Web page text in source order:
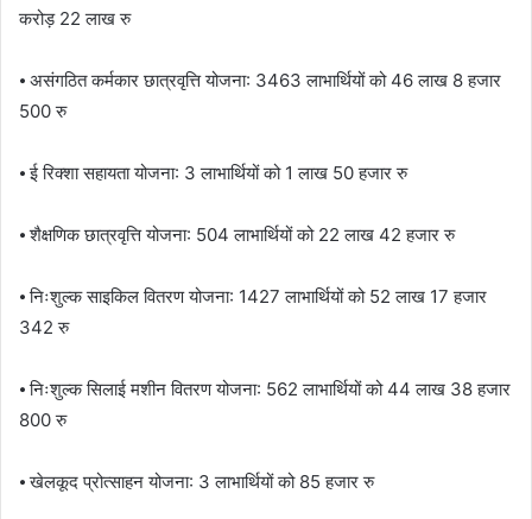
करोड़ 22 लाख रु
⦁ असंगठित कर्मकार छात्रवृत्ति योजना: 3463 लाभार्थियों को 46 लाख 8 हजार
500 रु
⦁ ई रिक्शा सहायता योजना: 3 लाभार्थियों को 1 लाख 50 हजार रु
⦁ शैक्षणिक छात्रवृत्ति योजना: 504 लाभार्थियों को 22 लाख 42 हजार रु
⦁ निःशुल्क साइकिल वितरण योजना: 1427 लाभार्थियों को 52 लाख 17 हजार
342 रु
⦁ निःशुल्क सिलाई मशीन वितरण योजना: 562 लाभार्थियों को 44 लाख 38 हजार
800 रु
⦁ खेलकूद प्रोत्साहन योजना: 3 लाभार्थियों को 85 हजार रु